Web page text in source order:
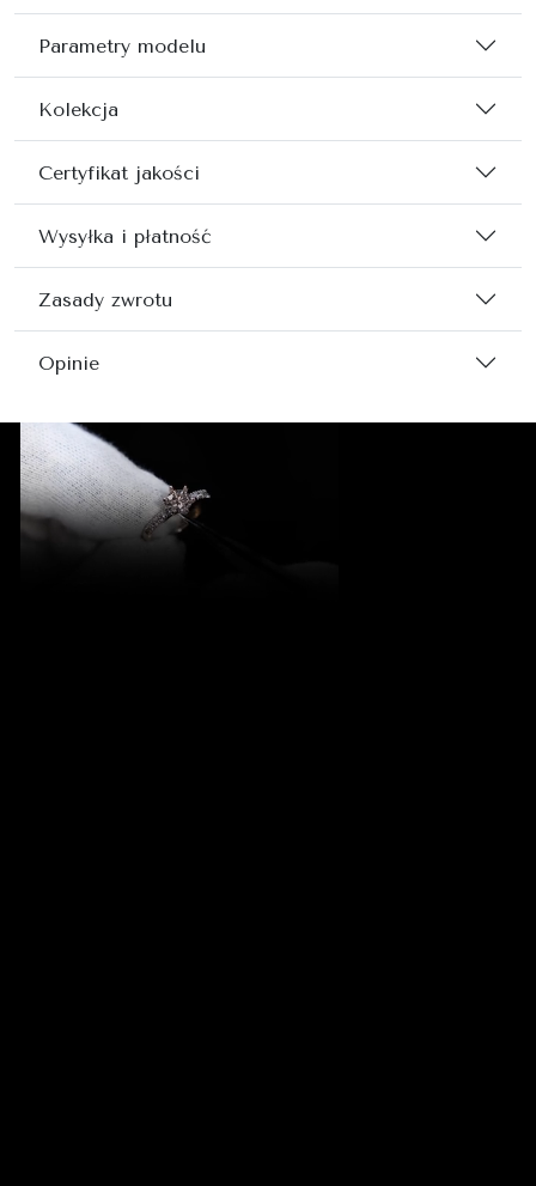
Parametry modelu
Kolekcja
Certyfikat jakości
Wysyłka i płatność
Zasady zwrotu
Opinie